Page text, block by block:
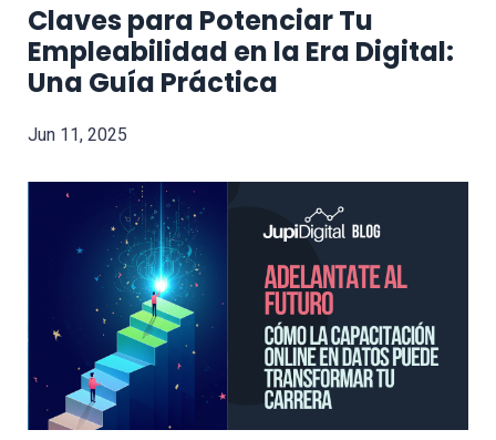
Claves para Potenciar Tu
Empleabilidad en la Era Digital:
Una Guía Práctica
Jun 11, 2025